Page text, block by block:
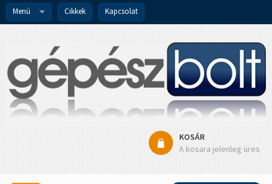
Menü Cikkek Kapcsolat
KOSÁR
A kosara jelenleg üres